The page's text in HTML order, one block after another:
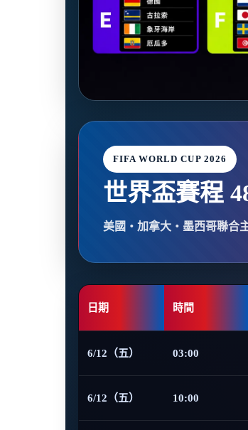
FIFA WORLD CUP 2026
世界盃賽程
美國・加拿大・墨西哥聯合
日期 時間
6/12（五） 03:00
6/12（五） 10:00